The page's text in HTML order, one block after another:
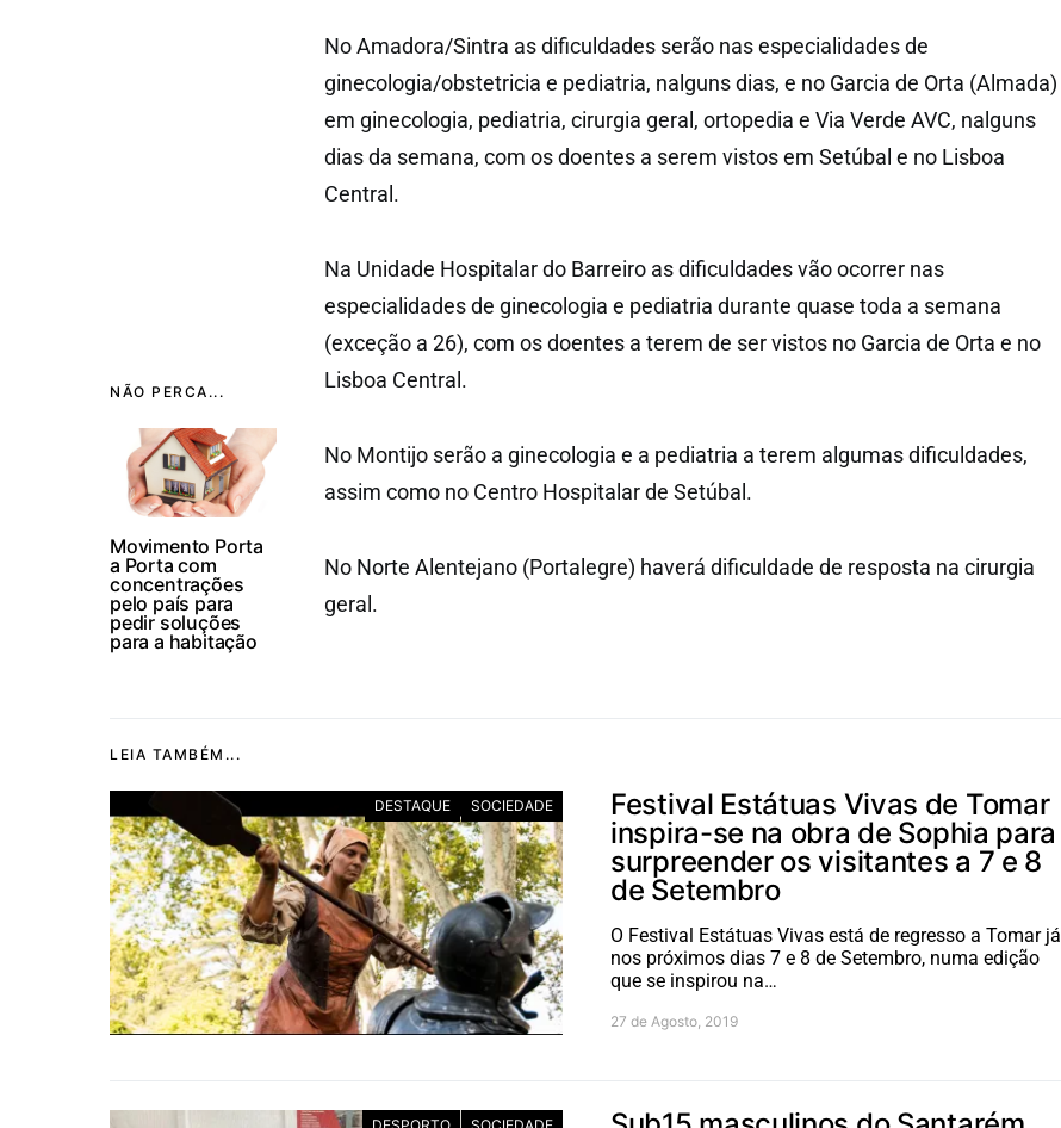
NÃO PERCA...
Movimento Porta
a Porta com
concentrações
pelo país para
pedir soluções
para a habitação
No Amadora/Sintra as dificuldades serão nas especialidades de
ginecologia/obstetricia e pediatria, nalguns dias, e no Garcia de Orta (Almada)
em ginecologia, pediatria, cirurgia geral, ortopedia e Via Verde AVC, nalguns
dias da semana, com os doentes a serem vistos em Setúbal e no Lisboa
Central.
Na Unidade Hospitalar do Barreiro as dificuldades vão ocorrer nas
especialidades de ginecologia e pediatria durante quase toda a semana
(exceção a 26), com os doentes a terem de ser vistos no Garcia de Orta e no
Lisboa Central.
No Montijo serão a ginecologia e a pediatria a terem algumas dificuldades,
assim como no Centro Hospitalar de Setúbal.
No Norte Alentejano (Portalegre) haverá dificuldade de resposta na cirurgia
geral.
LEIA TAMBÉM...
DESTAQUE SOCIEDADE
Festival Estátuas Vivas de Tomar
inspira-se na obra de Sophia para
surpreender os visitantes a 7 e 8
de Setembro
O Festival Estátuas Vivas está de regresso a Tomar já
nos próximos dias 7 e 8 de Setembro, numa edição
que se inspirou na…
27 de Agosto, 2019